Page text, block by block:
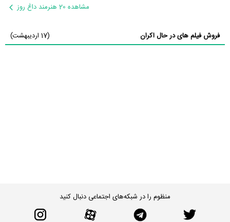
مشاهده 20 هنرمند داغ روز
فروش فیلم های در حال اکران (17 اردیبهشت)
منظوم را در شبکه‌های اجتماعی دنبال کنید